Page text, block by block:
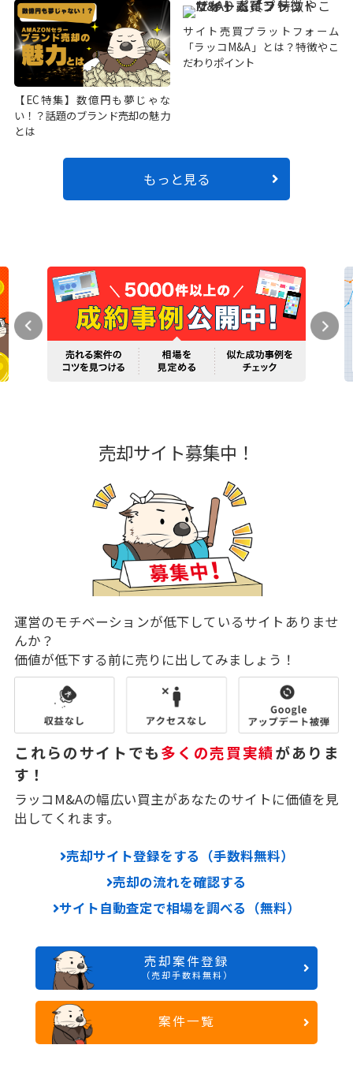
【EC特集】数億円も夢じゃな
い！？話題のブランド売却の魅力
とは
サイト売買プラットフォーム
「ラッコM&A」とは？特徴やこ
だわりポイント
もっと見る
売却サイト募集中！
運営のモチベーションが低下しているサイトありませ
んか？
価値が低下する前に売りに出してみましょう！
これらのサイトでも多くの売買実績がありま
す！
ラッコM&Aの幅広い買主があなたのサイトに価値を見
出してくれます。
売却サイト登録をする（手数料無料）
売却の流れを確認する
サイト自動査定で相場を調べる（無料）
売却案件登録
（売却手数料無料）
案件一覧